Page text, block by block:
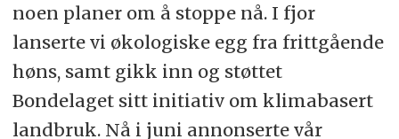
noen planer om å stoppe nå. I fjor
lanserte vi økologiske egg fra frittgående
høns, samt gikk inn og støttet
Bondelaget sitt initiativ om klimabasert
landbruk. Nå i juni annonserte vår